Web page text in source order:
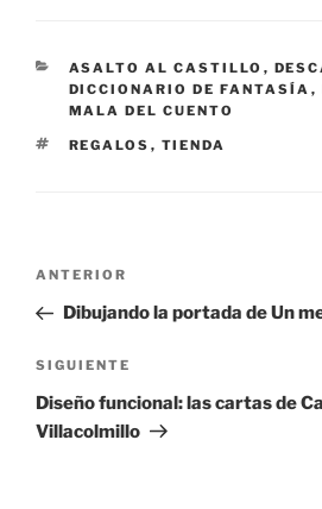
CATEGORÍAS
ASALTO AL CASTILLO ,
DICCIONARIO DE FANTASÍA ,
MALA DEL CUENTO
ETIQUETAS
REGALOS , TIENDA
Navegación
entradas
Entrada
anterior:
ANTERIOR
Dibujando la portada de Un
Siguiente
entrada
SIGUIENTE
Diseño funcional: las cartas de
Villacolmillo